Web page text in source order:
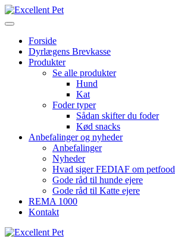
Forside
Dyrlægens Brevkasse
Produkter
Se alle produkter
Hund
Kat
Foder typer
Sådan skifter du foder
Kød snacks
Anbefalinger og nyheder
Anbefalinger
Nyheder
Hvad siger FEDIAF om petfood
Gode råd til hunde ejere
Gode råd til Katte ejere
REMA 1000
Kontakt